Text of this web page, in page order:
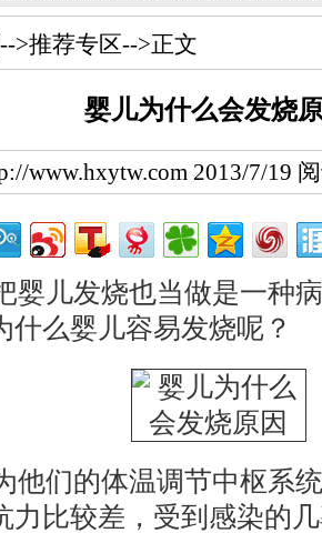
-->推荐专区-->正文
婴儿为什么会发烧
www.hxytw.com 2013/7/19
婴儿发烧也当做是一种
什么婴儿容易发烧呢？
他们的体温调节中枢系
力比较差，受到感染的